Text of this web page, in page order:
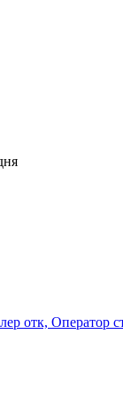
отк, Оператор